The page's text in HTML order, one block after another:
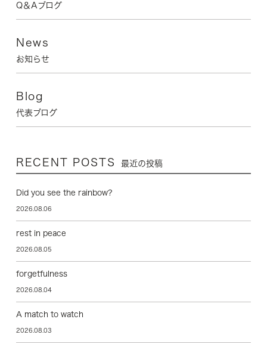
Q＆Aブログ
News
お知らせ
Blog
代表ブログ
RECENT POSTS 最近の投稿
Did you see the rainbow?
2026.08.06
rest in peace
2026.08.05
forgetfulness
2026.08.04
A match to watch
2026.08.03